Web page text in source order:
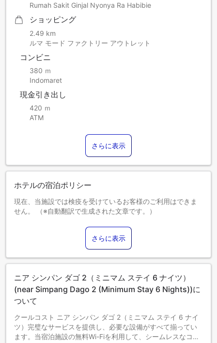
Rumah Sakit Ginjal Nyonya Ra Habibie
ショッピング
2.49 km
ルマ モード ファクトリー アウトレット
コンビニ
380 ｍ
Indomaret
現金引き出し
420 ｍ
ATM
さらに表示
ホテルの宿泊ポリシー
現在、当施設では検疫を受けているお客様のご利用はできま
せん。 （※自動翻訳で生成された文章です。）
添い寝の場合は宿泊無料です。＜ご注意＞ベビーベッドのご
利用には追加料金が発生する場合があります。また、利用可
否は空き状況によります。
3～12歳までのお子さま
13歳以上のゲストは大人とみなされます。
エキストラベッドの追加可否は、お部屋タイプにより異なり
ます。各部屋タイプ欄の記載をご確認ください。
さらに表示
ニア シンパン ダゴ 2（ミニマム ステイ 6 ナイツ）
(near Simpang Dago 2 (Minimum Stay 6 Nights))に
ついて
クールコスト ニア シンパン ダゴ 2（ミニマム ステイ 6 ナイ
ツ）完璧なサービスを提供し、必要な設備がすべて揃ってい
ます。当宿泊施設の無料Wi-Fiを利用して、シームレスなコミ